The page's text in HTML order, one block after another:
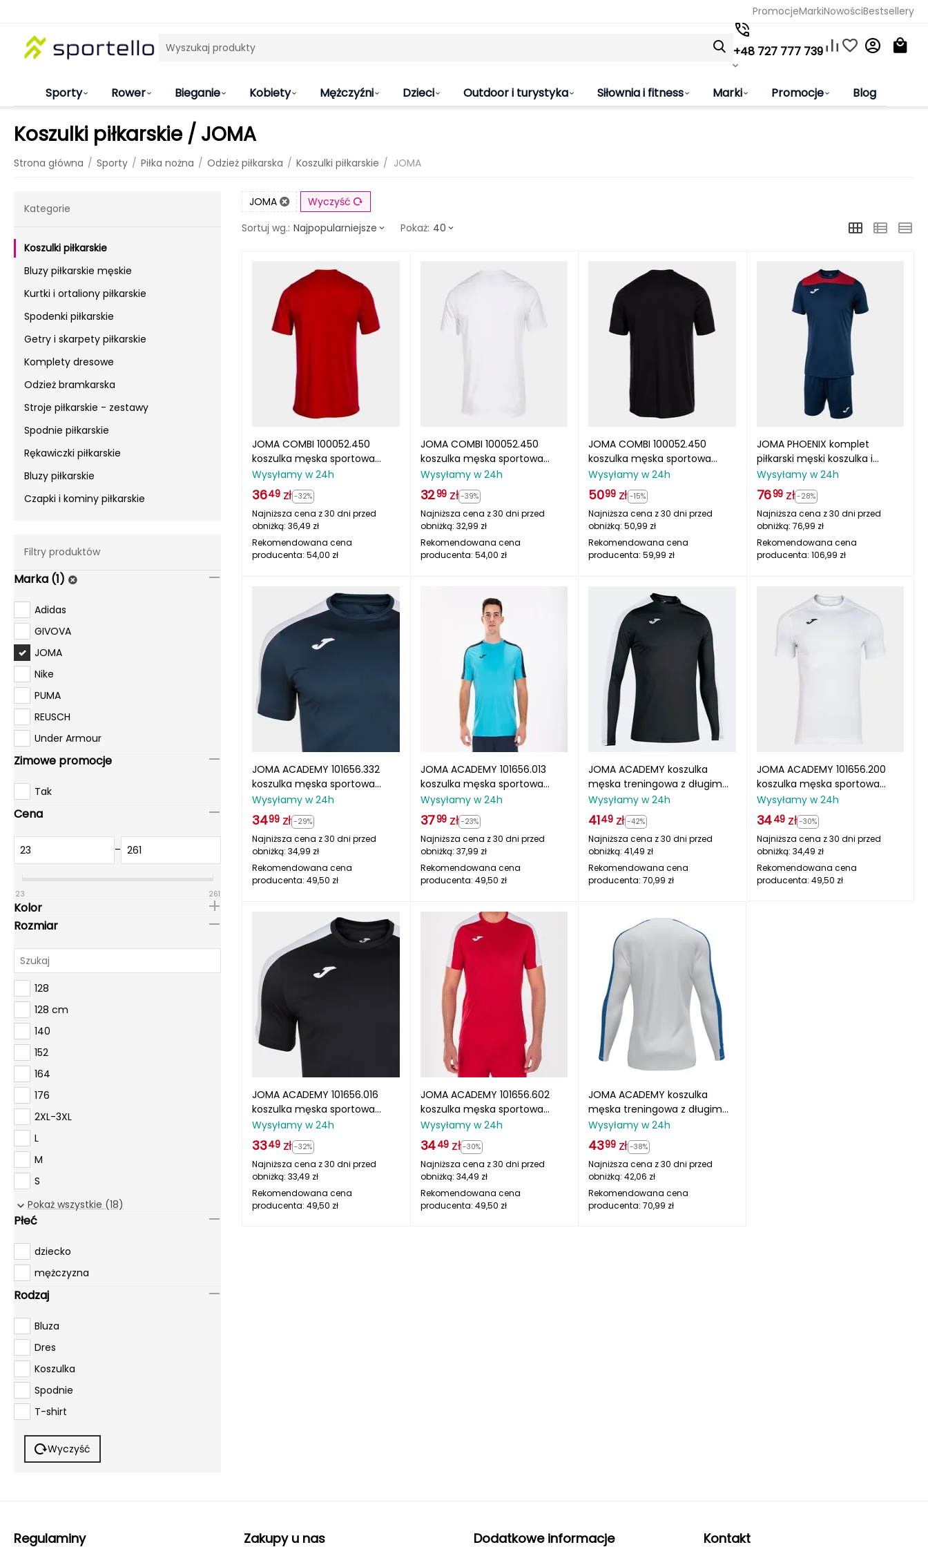
PromocjeMarkiNowościBestsellery
+48 727 777 739
Sporty Rower Bieganie Kobiety Mężczyźni Dzieci Outdoor i turystyka Siłownia i fitness Marki Promocje Blog
Koszulki piłkarskie / JOMA
Strona główna / Sporty / Piłka nożna / Odzież piłkarska / Koszulki piłkarskie / JOMA
JOMA
Wyczyść
Sortuj wg.: Najpopularniejsze Pokaż: 40
JOMA COMBI 100052.450
koszulka męska sportowa
treningowa t-shirt czerwona
Wysyłamy w 24h
3649 zł -32%
Najniższa cena z 30 dni przed
obniżką: 36,49 zł
Rekomendowana cena
producenta: 54,00 zł
JOMA COMBI 100052.450
koszulka męska sportowa
treningowa t-shirt zielony
Wysyłamy w 24h
3299 zł -39%
Najniższa cena z 30 dni przed
obniżką: 32,99 zł
Rekomendowana cena
producenta: 54,00 zł
JOMA COMBI 100052.450
koszulka męska sportowa
treningowa t-shirt czarna
Wysyłamy w 24h
5099 zł -15%
Najniższa cena z 30 dni przed
obniżką: 50,99 zł
Rekomendowana cena
producenta: 59,99 zł
JOMA PHOENIX komplet
piłkarski męski koszulka i
spodenki 103124.336
granatowy
Wysyłamy w 24h
7699 zł -28%
Najniższa cena z 30 dni przed
obniżką: 76,99 zł
Rekomendowana cena
producenta: 106,99 zł
JOMA ACADEMY 101656.332
koszulka męska sportowa
granatowa/biała
Wysyłamy w 24h
3499 zł -29%
Najniższa cena z 30 dni przed
obniżką: 34,99 zł
Rekomendowana cena
producenta: 49,50 zł
JOMA ACADEMY 101656.013
koszulka męska sportowa
turkusowa
Wysyłamy w 24h
3799 zł -23%
Najniższa cena z 30 dni przed
obniżką: 37,99 zł
Rekomendowana cena
producenta: 49,50 zł
JOMA ACADEMY koszulka
męska treningowa z długim
rękawem 101658.102 czarna
Wysyłamy w 24h
4149 zł -42%
Najniższa cena z 30 dni przed
obniżką: 41,49 zł
Rekomendowana cena
producenta: 70,99 zł
JOMA ACADEMY 101656.200
koszulka męska sportowa
biała
Wysyłamy w 24h
3449 zł -30%
Najniższa cena z 30 dni przed
obniżką: 34,49 zł
Rekomendowana cena
producenta: 49,50 zł
JOMA ACADEMY 101656.016
koszulka męska sportowa
czarna/biała
Wysyłamy w 24h
3349 zł -32%
Najniższa cena z 30 dni przed
obniżką: 33,49 zł
Rekomendowana cena
producenta: 49,50 zł
JOMA ACADEMY 101656.602
koszulka męska sportowa
czerwona/biała
Wysyłamy w 24h
3449 zł -30%
Najniższa cena z 30 dni przed
obniżką: 34,49 zł
Rekomendowana cena
producenta: 49,50 zł
JOMA ACADEMY koszulka
męska treningowa z długim
rękawem 101658.207 biała
Wysyłamy w 24h
4399 zł -38%
Najniższa cena z 30 dni przed
obniżką: 42,06 zł
Rekomendowana cena
producenta: 70,99 zł
Kategorie
Koszulki piłkarskie
Bluzy piłkarskie męskie
Kurtki i ortaliony piłkarskie
Spodenki piłkarskie
Getry i skarpety piłkarskie
Komplety dresowe
Odzież bramkarska
Stroje piłkarskie - zestawy
Spodnie piłkarskie
Rękawiczki piłkarskie
Bluzy piłkarskie
Czapki i kominy piłkarskie
Filtry produktów
Marka (1)
Adidas
GIVOVA
JOMA
Nike
PUMA
REUSCH
Under Armour
Zimowe promocje
Tak
Cena
–
23 261
Kolor
Rozmiar
128
128 cm
140
152
164
176
2XL-3XL
​L
​M
​S
XXL
XXL/3XL
XS
XL
2XL
Pokaż wszystkie (18)
Płeć
dziecko
mężczyzna
Rodzaj
Bluza
Dres
Koszulka
Spodnie
T-shirt
Wyczyść
Regulaminy Zakupy u nas Dodatkowe informacje Kontakt